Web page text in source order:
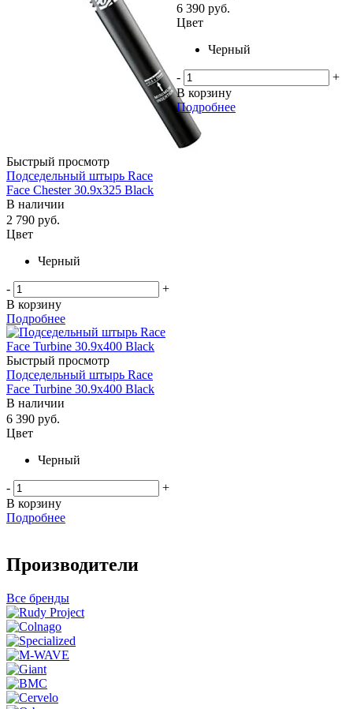
Быстрый просмотр
Подседельный штырь Race
Face Chester 30.9x325 Black
В наличии
2 790 руб.
Цвет
Черный
-
+
В корзину
Подробнее
6 390 руб.
Цвет
Черный
-
+
В корзину
Подробнее
Быстрый просмотр
Подседельный штырь Race
Face Turbine 30.9x400 Black
В наличии
6 390 руб.
Цвет
Черный
-
+
В корзину
Подробнее
Производители
Все бренды